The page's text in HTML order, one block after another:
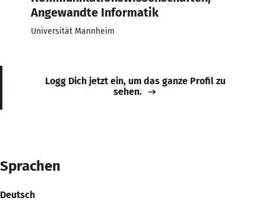
Angewandte Informatik
Universität Mannheim
Logg Dich jetzt ein, um das ganze Profil zu
sehen.
Sprachen
Deutsch